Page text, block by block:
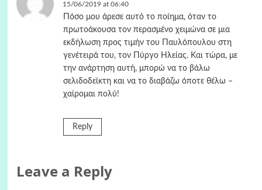
15/06/2019 at 06:40
Πόσο μου άρεσε αυτό το ποίημα, όταν το
πρωτοάκουσα τον περασμένο χειμώνα σε μια
εκδήλωση προς τιμήν του Παυλόπουλου στη
γενέτειρά του, τον Πύργο Ηλείας. Και τώρα, με
την ανάρτηση αυτή, μπορώ να το βάλω
σελιδοδείκτη και να το διαβάζω όποτε θέλω –
χαίρομαι πολύ!
Reply
Leave a Reply